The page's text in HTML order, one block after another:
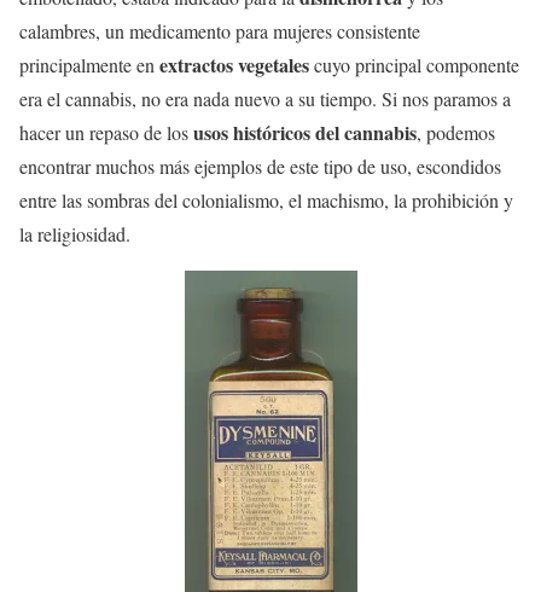
calambres, un medicamento para mujeres consistente
principalmente en extractos vegetalescuyo principal componente
era el cannabis, no era nada nuevo a su tiempo. Si nos paramos a
hacer un repaso de losusos históricos del cannabis, podemos
encontrar muchos más ejemplos de este tipo de uso, escondidos
entre las sombras del colonialismo, el machismo, la prohibición y
la religiosidad.